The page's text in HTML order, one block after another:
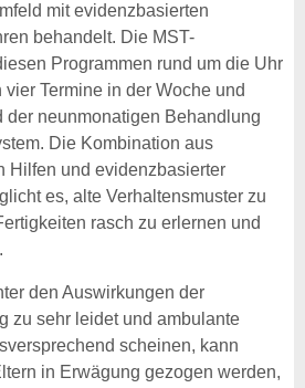
mit evidenzbasierten
behandelt. Die MST-
Programmen rund um die Uhr
Termine in der Woche und
der neunmonatigen Behandlung
Die Kombination aus
Hilfen und evidenzbasierter
es, alte Verhaltensmuster zu
rasch zu erlernen und
den Auswirkungen der
zu sehr leidet und ambulante
scheinen, kann
in Erwägung gezogen werden,